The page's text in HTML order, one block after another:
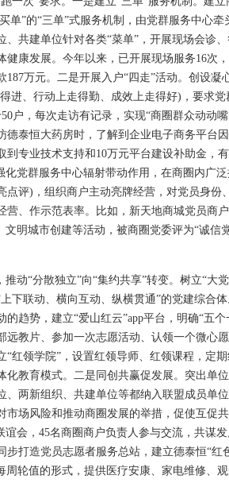
单”的“三单”式服务机制，由党群服务中心
、共建单位针对各类“菜单”，开展现场会诊
健康发展。今年以来，已开展现场服务16次
187万元。二是开展入户“四走”活动。创设凝
进、行动上走得勤、成效上走得好)，要求
户，每次走访有记录，实现“商圈群众动动
德泰恒大药房时，了解到企业电子商务平台
到专业技术支持和10万元平台建设补助金，
化党群服务中心辐射带动作用，在商圈内广
点评)，组织商户主动亮牌经营，对党员身份
营、作示范表率。比如，新天地商城党员商
文明城市创建等活动，被商圈党委评为“诚信
“分散独立”向“集约共享”转变。树立“大
下联动、横向互动、纵横贯通”的党建综合
的趋势，建立“爱山红云”app平台，明确“五
远教片、参加一次志愿活动、认领一个微心
“红领学院”，设置红领导师、红领课程，定
化教育模式。二是同创共赢促发展。突出单
、两新组织、共建单位等都纳入联盟成员单
市场风险和推动商圈发展的举措，促使互促
谊会，45名商圈商户负责人参与交流，共谋
步打造党员志愿者服务总站，建立德泰恒“红
周轮值的形式，提供医疗安康、家电维修、